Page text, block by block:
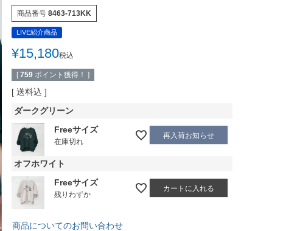
商品番号 8463-713KK
LIVE紹介商品
¥15,180税込
[ 759 ポイント獲得！ ]
送料込
ダークグリーン
Freeサイズ
在庫切れ
再入荷お知らせ
オフホワイト
Freeサイズ
残りわずか
カートに入れる
商品についてのお問い合わせ